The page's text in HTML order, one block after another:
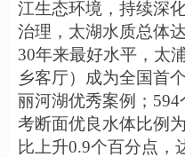
江生态环境，持续深
治理，太湖水质总体
30年来最好水平，太
乡客厅）成为全国首
丽河湖优秀案例；594
考断面优良水体比例
比上升0.9个百分点，